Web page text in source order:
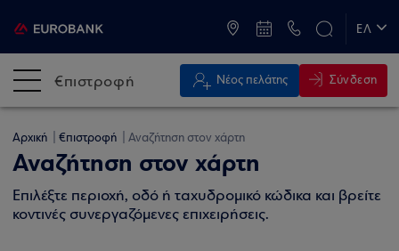
ΕΛ
€πιστροφή Νέος πελάτης Σύνδεση
Αρχική €πιστροφή Αναζήτηση στον χάρτη
Αναζήτηση στον χάρτη
Επιλέξτε περιοχή, οδό ή ταχυδρομικό κώδικα και βρείτε
κοντινές συνεργαζόμενες επιχειρήσεις.